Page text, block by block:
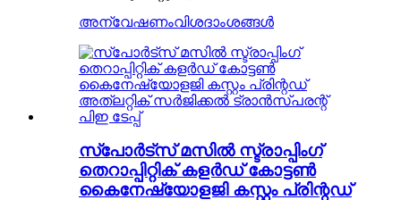
അന്വേഷണംവിശദാംശങ്ങൾ
സ്പോർട്സ് മസിൽ സ്ട്രാപ്പിംഗ്
തെറാപ്പിറ്റിക് കളർഡ് കോട്ടൺ
കൈനേഷ്യോളജി കസ്റ്റം പ്രിന്റഡ്